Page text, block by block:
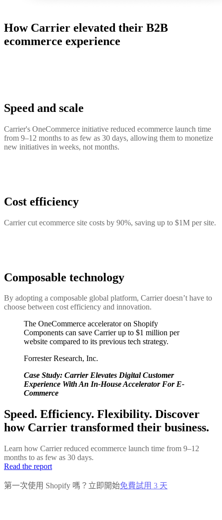
How Carrier elevated their B2B
ecommerce experience
Speed and scale
Carrier's OneCommerce initiative reduced ecommerce launch time
from 9–12 months to as few as 30 days, allowing them to monetize
new initiatives in weeks, not months.
Cost efficiency
Carrier cut ecommerce site costs by 90%, saving up to $1M per site.
Composable technology
By adopting a composable global platform, Carrier doesn’t have to
choose between cost efficiency and innovation.
The OneCommerce accelerator on Shopify
Components can save Carrier up to $1 million per
website compared to its previous tech strategy.
Forrester Research, Inc.
Case Study: Carrier Elevates Digital Customer
Experience With An In-House Accelerator For E-
Commerce
Speed. Efficiency. Flexibility. Discover
how Carrier transformed their business.
Learn how Carrier reduced ecommerce launch time from 9–12
months to as few as 30 days.
Read the report
第一次使用 Shopify 嗎？立即開始免費試用 3 天